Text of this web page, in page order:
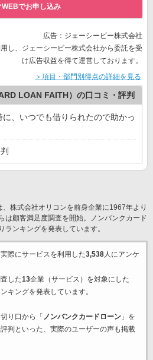
WEBでお申し込み
広告：ジェーシービー株式会社
し、ジェーシービー株式会社から委託を受
け広告収益を得て運営しております。
＞項目・部門別得点の詳細を見る
LOAN FAITH）の口コミ・評判
、いつでも借りられたので助かっ
、株式会社オリコンを前身企業に1967年より
は顧客満足度調査を開始。ノンバンクカード
ランキングを発表しています。
際にサービスを利用した3,538人にアンケ
した13企業（サービス）を対象にした
キングを発表しています。
り口から「 ノンバンクカードローン」を
判といった、実際のユーザーの声も掲載